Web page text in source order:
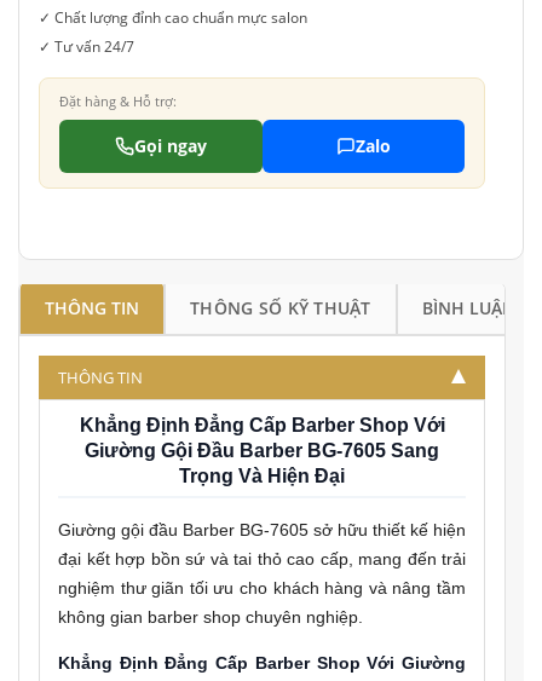
✓ Chất lượng đỉnh cao chuẩn mực salon
✓ Tư vấn 24/7
Đặt hàng & Hỗ trợ:
Gọi ngay Zalo
THÔNG TIN THÔNG SỐ KỸ THUẬT BÌNH LUẬN
THÔNG TIN
Khẳng Định Đẳng Cấp Barber Shop Với
Giường Gội Đầu Barber BG-7605 Sang
Trọng Và Hiện Đại
Giường gội đầu Barber BG-7605 sở hữu thiết kế hiện
đại kết hợp bồn sứ và tai thỏ cao cấp, mang đến trải
nghiệm thư giãn tối ưu cho khách hàng và nâng tầm
không gian barber shop chuyên nghiệp.
Khẳng Định Đẳng Cấp Barber Shop Với Giường